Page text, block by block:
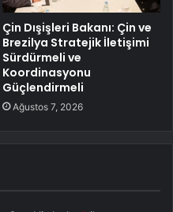
Çin Dışişleri Bakanı: Çin ve
Brezilya Stratejik İletişimi
Sürdürmeli ve
Koordinasyonu
Güçlendirmeli
Ağustos 7, 2026